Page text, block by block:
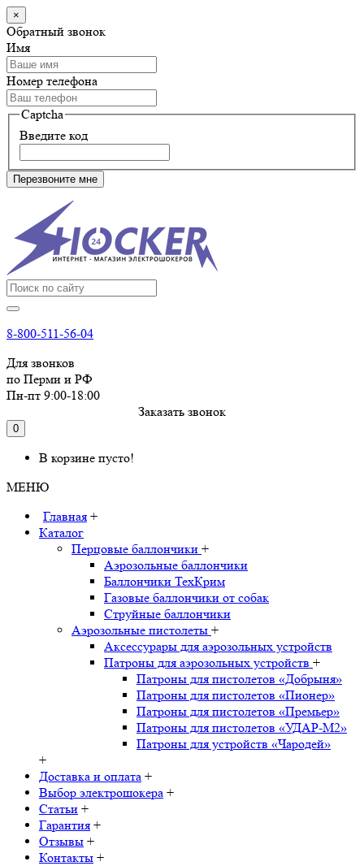
×
Обратный звонок
Имя
Номер телефона
Captcha
Введите код
Перезвоните мне
8-800-511-56-04
Для звонков
по Перми и РФ
Пн-пт 9:00-18:00
Заказать звонок
0
В корзине пусто!
МЕНЮ
Главная +
Каталог
Перцовые баллончики +
Аэрозольные баллончики
Баллончики ТехКрим
Газовые баллончики от собак
Струйные баллончики
Аэрозольные пистолеты +
Аксессурары для аэрозольных устройств
Патроны для аэрозольных устройств +
Патроны для пистолетов «Добрыня»
Патроны для пистолетов «Пионер»
Патроны для пистолетов «Премьер»
Патроны для пистолетов «УДАР-M2»
Патроны для устройств «Чародей»
+
Доставка и оплата +
Выбор электрошокера +
Статьи +
Гарантия +
Отзывы +
Контакты +